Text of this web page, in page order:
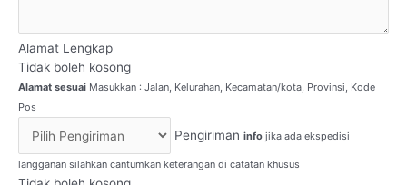
Alamat Lengkap
Tidak boleh kosong
Alamat sesuai Masukkan : Jalan, Kelurahan, Kecamatan/kota, Provinsi, Kode
Pos
Pengiriman infojika ada ekspedisi
langganan silahkan cantumkan keterangan di catatan khusus